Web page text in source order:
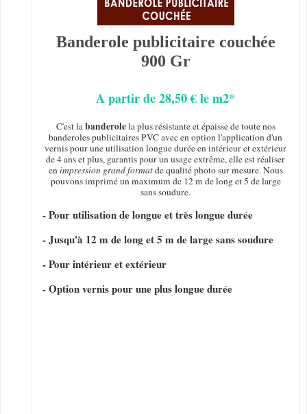
Banderole publicitaire couchée
900 Gr
A partir de 28,50 € le m2*
C'est labanderolela plus résistante et épaisse de toute nos
banderoles publicitaires PVC avec en option l'application d'un
vernis pour une utilisation longue durée en intérieur et extérieur
de 4 ans et plus, garantis pour un usage extrême, elle est réaliser
enimpression grand formatde qualité photo sur mesure. Nous
pouvons imprimé un maximum de 12 m de long et 5 de large
sans soudure.
- Pour utilisation de longue et très longue durée
- Jusqu'à 12 m de long et 5 m de large sans soudure
- Pour intérieur et extérieur
- Option vernis pour une plus longue durée